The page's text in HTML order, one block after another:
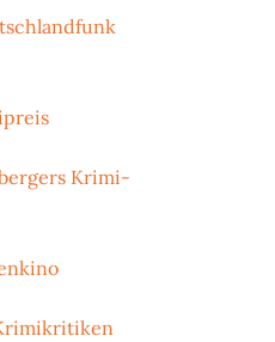
Krimi-